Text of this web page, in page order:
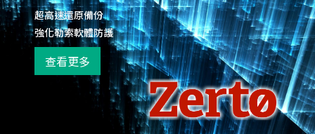
超高速還原備份
強化勒索軟體防護
查看更多